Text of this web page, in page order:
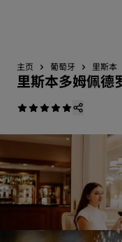
主页 葡萄牙 里斯本
里斯本多姆佩德